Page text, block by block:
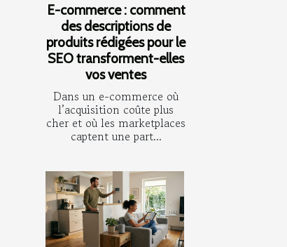
E-commerce : comment
des descriptions de
produits rédigées pour le
SEO transforment-elles
vos ventes
Dans un e-commerce où
l’acquisition coûte plus
cher et où les marketplaces
captent une part...